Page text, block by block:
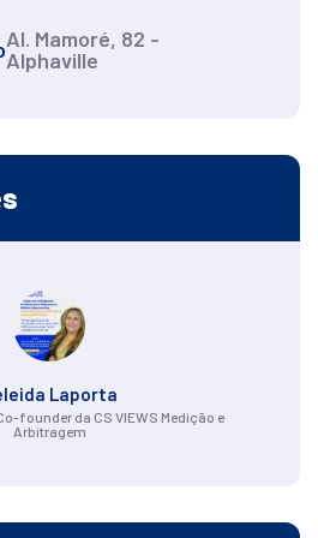
Al. Mamoré, 82 -
Alphaville
Laporta
founder da CS VIEWS Medição e
Arbitragem